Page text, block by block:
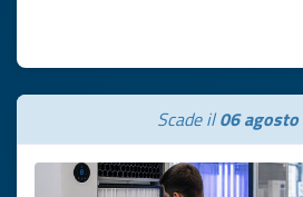
Scade il06